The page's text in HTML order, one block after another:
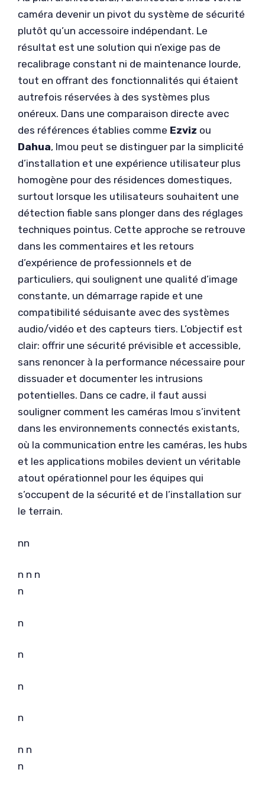
caméra devenir un pivot du système de sécurité
plutôt qu’un accessoire indépendant. Le
résultat est une solution qui n’exige pas de
recalibrage constant ni de maintenance lourde,
tout en offrant des fonctionnalités qui étaient
autrefois réservées à des systèmes plus
onéreux. Dans une comparaison directe avec
des références établies comme Ezviz ou
Dahua, Imou peut se distinguer par la simplicité
d’installation et une expérience utilisateur plus
homogène pour des résidences domestiques,
surtout lorsque les utilisateurs souhaitent une
détection fiable sans plonger dans des réglages
techniques pointus. Cette approche se retrouve
dans les commentaires et les retours
d’expérience de professionnels et de
particuliers, qui soulignent une qualité d’image
constante, un démarrage rapide et une
compatibilité séduisante avec des systèmes
audio/vidéo et des capteurs tiers. L’objectif est
clair: offrir une sécurité prévisible et accessible,
sans renoncer à la performance nécessaire pour
dissuader et documenter les intrusions
potentielles. Dans ce cadre, il faut aussi
souligner comment les caméras Imou s’invitent
dans les environnements connectés existants,
où la communication entre les caméras, les hubs
et les applications mobiles devient un véritable
atout opérationnel pour les équipes qui
s’occupent de la sécurité et de l’installation sur
le terrain.
nn
n n n
n
n
n
n
n
n n
n